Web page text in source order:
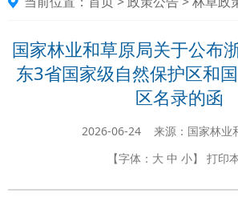
国家林业和草原局关于公布
东3省国家级自然保护区和
区名录的函
2026-06-24 来源：国家林业
【字体： 大 中 小】 打印